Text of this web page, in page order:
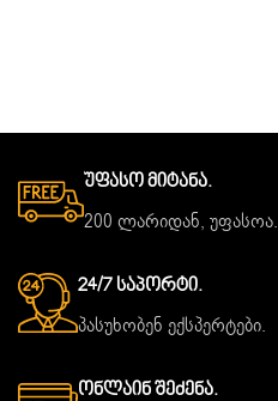
Უფასო Მიტანა.
200 ლარიდან, უფასოა.
24/7 Საპორტი.
პასუხობენ ექსპერტები.
Ონლაინ Შეძენა.